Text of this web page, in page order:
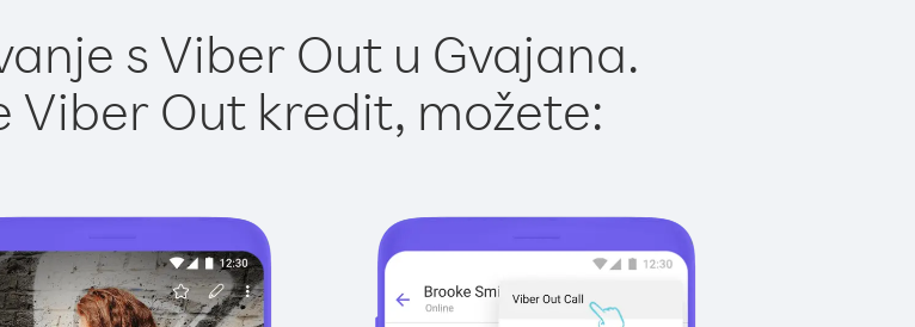
s Viber Out u Gvajana.
Viber Out kredit, možete: